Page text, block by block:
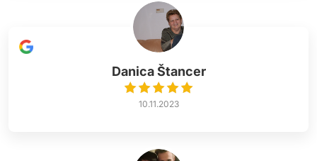
Danica Štancer
10.11.2023